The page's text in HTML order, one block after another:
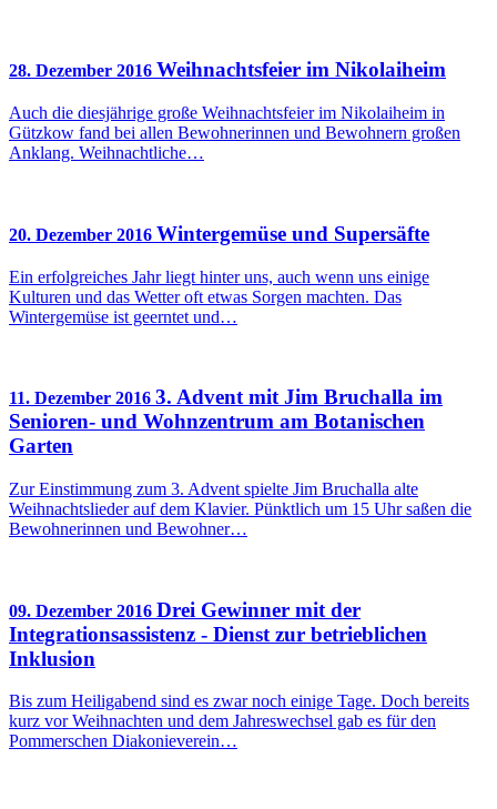
28. Dezember 2016 Weihnachtsfeier im Nikolaiheim
Auch die diesjährige große Weihnachtsfeier im Nikolaiheim in
Gützkow fand bei allen Bewohnerinnen und Bewohnern großen
Anklang. Weihnachtliche…
20. Dezember 2016 Wintergemüse und Supersäfte
Ein erfolgreiches Jahr liegt hinter uns, auch wenn uns einige
Kulturen und das Wetter oft etwas Sorgen machten. Das
Wintergemüse ist geerntet und…
11. Dezember 2016 3. Advent mit Jim Bruchalla im
Senioren- und Wohnzentrum am Botanischen
Garten
Zur Einstimmung zum 3. Advent spielte Jim Bruchalla alte
Weihnachtslieder auf dem Klavier. Pünktlich um 15 Uhr saßen die
Bewohnerinnen und Bewohner…
09. Dezember 2016 Drei Gewinner mit der
Integrationsassistenz - Dienst zur betrieblichen
Inklusion
Bis zum Heiligabend sind es zwar noch einige Tage. Doch bereits
kurz vor Weihnachten und dem Jahreswechsel gab es für den
Pommerschen Diakonieverein…